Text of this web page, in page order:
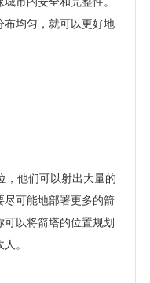
布均匀，就可以更好地
他们可以射出大量的
尽可能地部署更多的箭
以将箭塔的位置规划
。